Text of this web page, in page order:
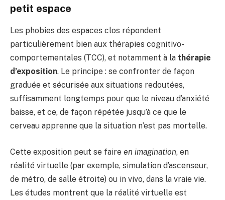
petit espace
Les phobies des espaces clos répondent
particulièrement bien aux thérapies cognitivo-
comportementales (TCC), et notamment à la thérapie
d’exposition. Le principe : se confronter de façon
graduée et sécurisée aux situations redoutées,
suffisamment longtemps pour que le niveau d’anxiété
baisse, et ce, de façon répétée jusqu’à ce que le
cerveau apprenne que la situation n’est pas mortelle.
Cette exposition peut se faire en imagination, en
réalité virtuelle (par exemple, simulation d’ascenseur,
de métro, de salle étroite) ou in vivo, dans la vraie vie.
Les études montrent que la réalité virtuelle est